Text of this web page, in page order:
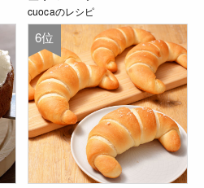
cuocaのレシピ
6位